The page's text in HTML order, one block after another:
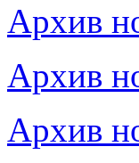
Архив
Архив
Архив